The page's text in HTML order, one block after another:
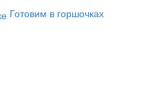
Готовим в горшочках